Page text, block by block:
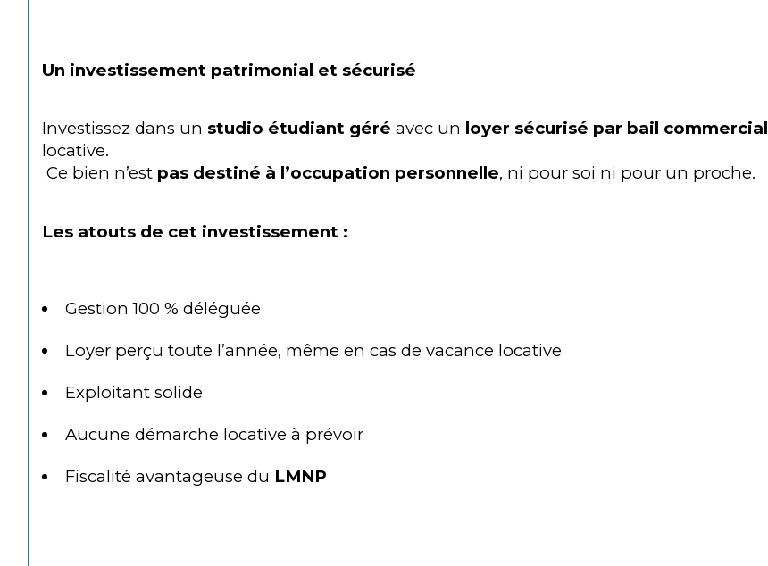
Un investissement patrimonial et sécurisé
Investissez dans un studio étudiant géré avec un loyer sécurisé par bail commercial
locative.
Ce bien n’est pas destiné à l’occupation personnelle, ni pour soi ni pour un proche.
Les atouts de cet investissement :
Gestion 100 % déléguée
Loyer perçu toute l’année, même en cas de vacance locative
Exploitant solide
Aucune démarche locative à prévoir
Fiscalité avantageuse du LMNP